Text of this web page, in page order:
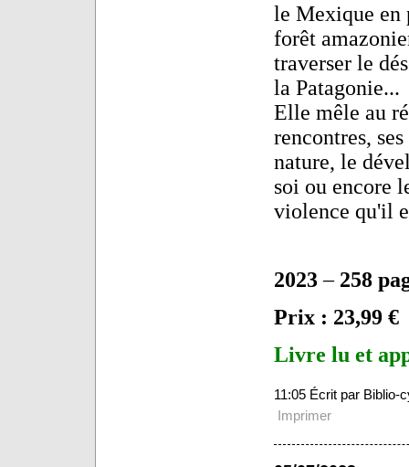
le Mexique en
forêt
traverser le
la Patagonie...
Elle mêle au
rencontres,
nature, le
soi ou encore
violence qu'il
2023– 258
Prix : 23,99 €
Livre lu et
11:05 Écrit par Biblio-
Imprimer